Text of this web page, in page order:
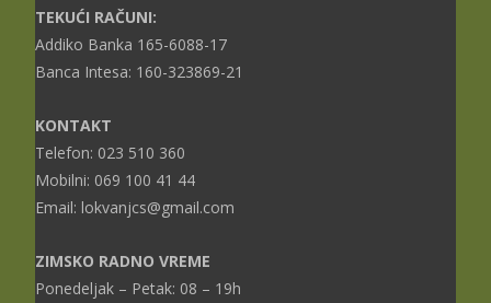
TEKUĆI RAČUNI:
Addiko Banka 165-6088-17
Banca Intesa: 160-323869-21
KONTAKT
Telefon: 023 510 360
Mobilni: 069 100 41 44
Email: lokvanjcs@gmail.com
ZIMSKO RADNO VREME
Ponedeljak – Petak: 08 – 19h